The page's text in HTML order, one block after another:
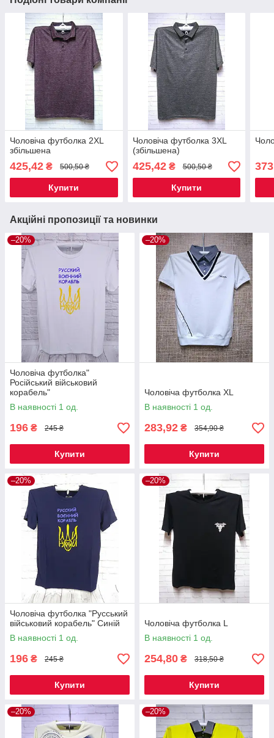
Чоловіча футболка 2XL
збільшена
425,42 ₴ 500,50 ₴
Купити
Чоловіча футболка 3XL
(збільшена)
425,42₴ 500,50 ₴
Купити
Акційні пропозиції та новинки
–20%
Чоловіча футболка"
Російський військовий
корабель"
В наявності 1 од.
196 ₴ 245 ₴
Купити
–20%
Чоловіча футболка XL
В наявності 1 од.
283,92 ₴ 354,90 ₴
Купити
–20%
Чоловіча футболка "Русський
військовий корабель" Синій
В наявності 1 од.
196 ₴ 245 ₴
Купити
–20%
Чоловіча футболка L
В наявності 1 од.
254,80 ₴ 318,50 ₴
Купити
–20% –20%